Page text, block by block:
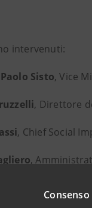
intervenuti:
Sisto, Vice
, Direttore
, Chief Social
,
,